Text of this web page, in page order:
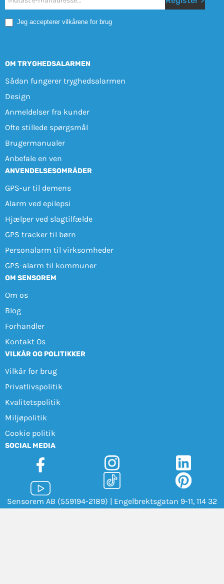
Mobile
Jeg accepterer vilkårene for brug
OM TRYGHEDSALARMEN
Sådan fungerer tryghedsalarmen
Design
Anmeldelser fra kunder
Ofte stillede spørgsmål
Brugermanualer
Anbefale en ven
ANVENDELSESOMRÅDER
GPS-ur til demens
Alarm ved epilepsi
Hjælper ved slagtilfælde
GPS tracker til børn
Personalarm til virksomheder
GPS-alarm til kommuner
OM SENSOREM
Om os
Blog
Forhandler
Kontakt Os
VILKÅR OG POLITIKKER
Vilkår for brug
Privatlivspolitik
Kvalitetspolitik
Miljøpolitik
Cookie politik
SOCIAL MEDIA
Sensorem AB (559194-2189) | Engelbrektsgatan 9-11, 114 32